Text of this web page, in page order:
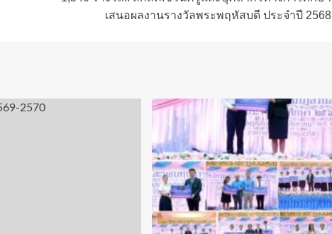
เสนอผลงานรางวัลพระพฤหัสบดี ประจําปี 2568